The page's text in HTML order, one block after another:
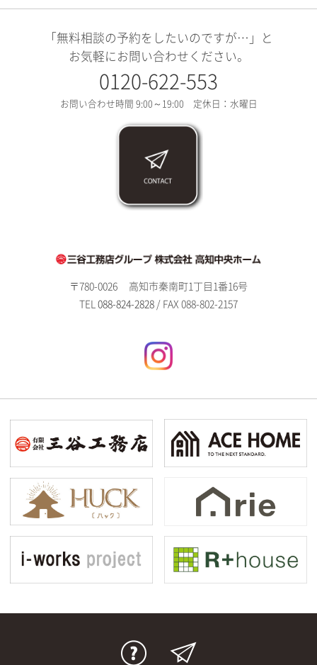
「無料相談の予約をしたいのですが…」と
お気軽にお問い合わせください。
0120-622-553
お問い合わせ時間 9:00～19:00 定休日：水曜日
〒780-0026
高知市秦南町1丁目1番16号
TEL 088-824-2828 / FAX 088-802-2157